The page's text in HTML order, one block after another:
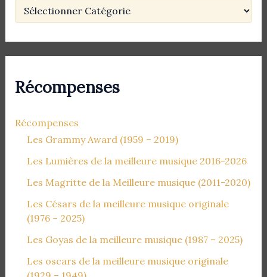
Récompenses
Récompenses
Les Grammy Award (1959 – 2019)
Les Lumières de la meilleure musique 2016-2026
Les Magritte de la Meilleure musique (2011-2020)
Les Césars de la meilleure musique originale
(1976 – 2025)
Les Goyas de la meilleure musique (1987 – 2025)
Les oscars de la meilleure musique originale